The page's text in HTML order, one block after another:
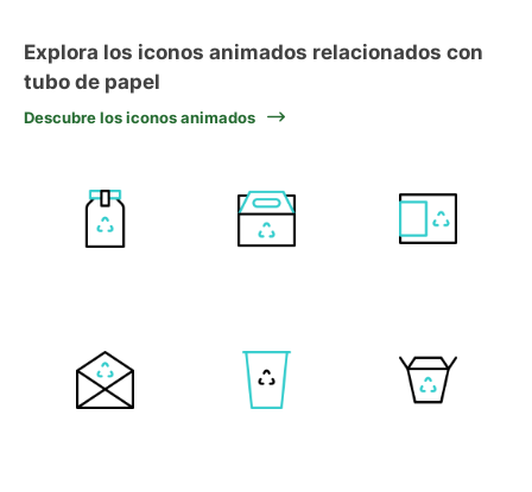
Explora los iconos animados relacionados con
tubo de papel
Descubre los iconos animados